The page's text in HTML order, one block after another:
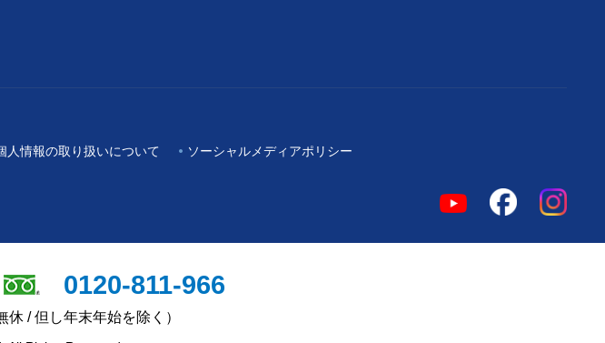
人情報の取り扱いについて
ソーシャルメディアポリシー
0120-811-966
休 / 但し年末年始を除く）